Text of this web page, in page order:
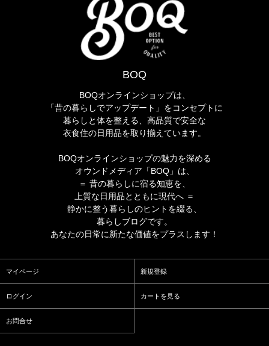
BOQ
BOQオンラインショップは、
「昔の暮らしでアップデート」をコンセプトに
暮らしと体を整える、高品質で安全な
衣食住の日用品を取り揃えています。
BOQオンラインショップの魅力を深める
オウンドメディア「BOQ」は、
＝ 昔の暮らしに宿る知恵を、
上質な日用品とともに現代へ ＝
静かに整う暮らしのヒントを綴る、
暮らしブログです。
あなたの日常に新たな価値をプラスします！
マイページ 新規登録
ログイン カートを見る
お問合せ